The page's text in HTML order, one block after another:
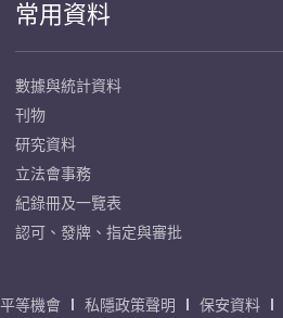
常用資料
數據與統計資料
刊物
研究資料
立法會事務
紀錄冊及一覽表
認可、發牌、指定與審批
平等機會 私隱政策聲明 保安資料